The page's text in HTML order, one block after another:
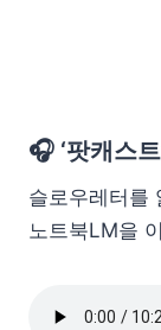
🎧 ‘팟캐스
슬로우레터를
노트북LM을